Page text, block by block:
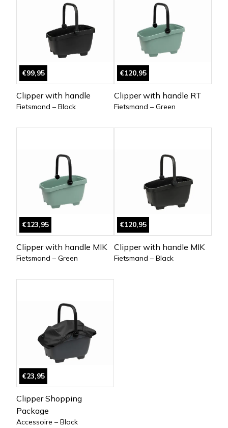
€99,95
Clipper with handle
Fietsmand – Black
€120,95
Clipper with handle RT
Fietsmand – Green
€123,95
Clipper with handle MIK
Fietsmand – Green
€120,95
Clipper with handle MIK
Fietsmand – Black
€23,95
Clipper Shopping
Package
Accessoire – Black